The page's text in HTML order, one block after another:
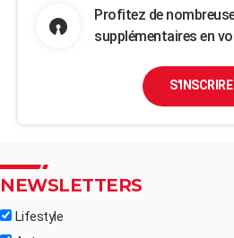
Profitez de
supplémentaires en
S'INSCRIRE
NEWSLETTERS
Lifestyle